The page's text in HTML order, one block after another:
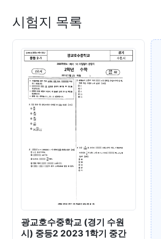
시험지 목록
광교호수중학교 (경기 수원
시) 중등2 2023 1학기 중간